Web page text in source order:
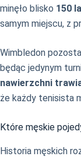
minęło blisko 150
samym miejscu, z
Wimbledon
będąc jedynym
nawierzchni
że każdy tenisista
Które męskie
Historia męskich